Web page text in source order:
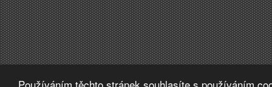
Používáním těchto stránek souhlasíte s používáním